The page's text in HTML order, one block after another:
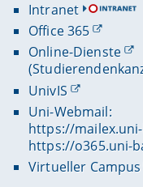
Intranet
Office 365
Online-Dienste
UnivIS
Uni-Webmail:
https://
https://o365.uni-
Virtueller Campus